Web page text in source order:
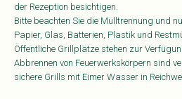
der Rezeption besichtigen.
Bitte beachten Sie die Mülltrennung und
Papier, Glas, Batterien, Plastik und
Öffentliche Grillplätze stehen zur
Abbrennen von Feuerwerkskörpern sind
sichere Grills mit Eimer Wasser in